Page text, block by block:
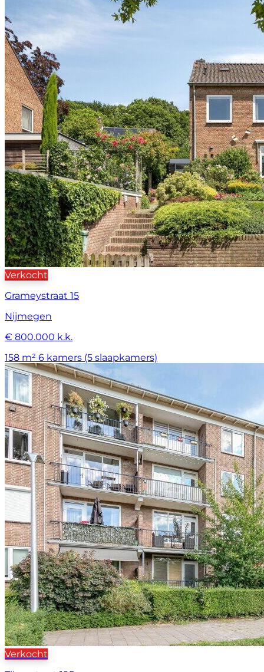
Verkocht
Grameystraat 15
Nijmegen
€ 800.000 k.k.
158 m² 6 kamers (5 slaapkamers)
Verkocht